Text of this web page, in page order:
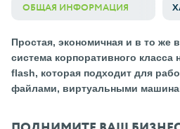
ОБЩАЯ ИНФОРМАЦИЯ
Простая, экономичная и в то же
система корпоративного класса
flash, которая подходит для
файлами, виртуальными